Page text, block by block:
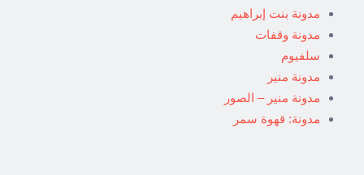
مدونة بنت إبراهيم
مدونة وقفات
سلفيوم
مدونة منير
مدونة منير – الصور
مدونة: قهوة سمر